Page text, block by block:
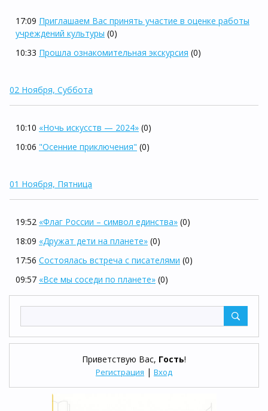
Приветствую Вас, Гость!
Регистрация | Вход
17:09 Приглашаем Вас принять участие в оценке работы
учреждений культуры (0)
10:33 Прошла ознакомительная экскурсия (0)
02 Ноября, Суббота
10:10 «Ночь искусств — 2024» (0)
10:06 "Осенние приключения" (0)
01 Ноября, Пятница
19:52 «Флаг России – символ единства» (0)
18:09 «Дружат дети на планете» (0)
17:56 Состоялась встреча с писателями (0)
09:57 «Все мы соседи по планете» (0)